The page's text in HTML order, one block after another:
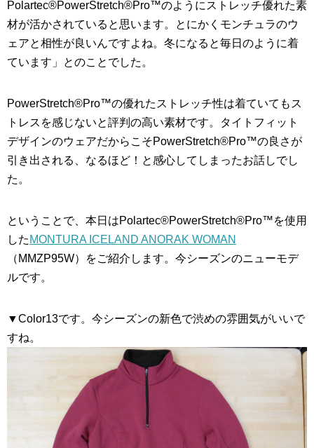
Polartec®PowerStretch®Pro™のようにストレッチ優れた素
材が活かされていると思います。とにかくモンチュラのウ
ェアと相性が良いんですよね。冬になると毎日のように着
ています」とのことでした。
PowerStretch®Pro™の優れたストレッチ性は着ていてもス
トレスを感じないと評判の高い素材です。タイトフィット
デザインのウェアだからこそPowerStretch®Pro™の良さが
引き出される、なるほど！と感心してしまったお話しでし
た。
ということで、本日はPolartec®PowerStretch®Pro™を使用
した MONTURA ICELAND ANORAK WOMAN
（MMZP95W）をご紹介します。今シーズンのニューモデ
ルです。
▼Color13です。今シーズンの新色で渋めの雰囲気がいいで
すね。